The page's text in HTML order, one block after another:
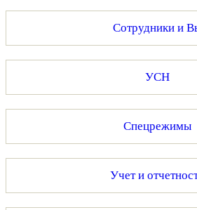
Сотрудники и
УСН
Спецрежимы
Учет и